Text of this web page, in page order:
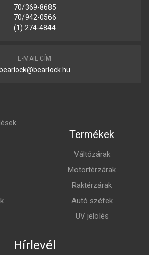
70/369-8685
70/942-0566
(1) 274-4844
E-MAIL CÍM
bearlock@bearlock.hu
Termékek
Váltózárak
Motortérzárak
Raktérzárak
Autó széfek
UV jelölés
Hírlevél